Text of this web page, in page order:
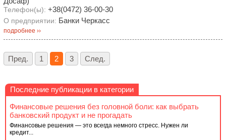
Телефон(ы): +38(0472) 36-00-30
О предприятии: Банки Черкасс
подробнее ››
Пред. 1 2 3 След.
Последние публикации в категории
Финансовые решения без головной боли: как выбрать
банковский продукт и не прогадать
Финансовые решения — это всегда немного стресс. Нужен ли
кредит...